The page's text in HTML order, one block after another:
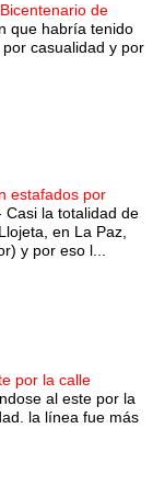
de
que habría tenido
casualidad y por
estafados por
Casi la totalidad de
en La Paz,
y por eso l...
por la calle
al este por la
la línea fue más